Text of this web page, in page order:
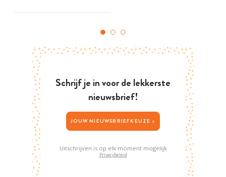
Schrijf je in voor de lekkerste
nieuwsbrief!
JOUW NIEUWSBRIEFKEUZE >
Uitschrijven is op elk moment mogelijk
Privacybeleid